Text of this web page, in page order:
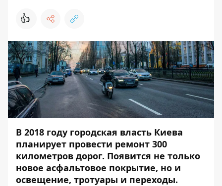
👍
В 2018 году городская власть Киева
планирует провести ремонт 300
километров дорог. Появится не только
новое асфальтовое покрытие, но и
освещение, тротуары и переходы.